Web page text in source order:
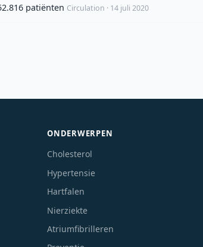
patiënten Circulation · 14 juli 2020
ONDERWERPEN
Cholesterol
Hypertensie
Hartfalen
Nierziekte
Atriumfibrilleren